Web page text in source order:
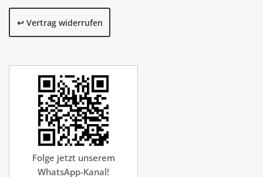
↩️ Vertrag widerrufen
Folge jetzt unserem
WhatsApp-Kanal!